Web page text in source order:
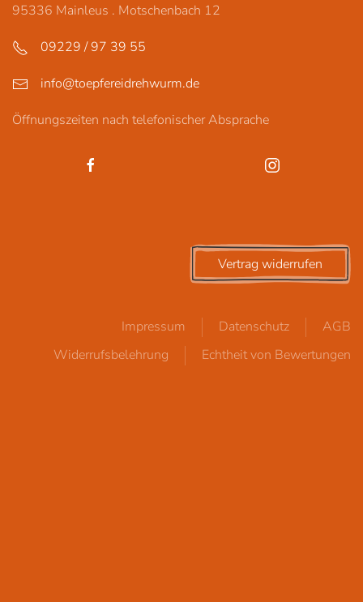
95336 Mainleus . Motschenbach 12
09229 / 97 39 55
info@toepfereidrehwurm.de
Öffnungszeiten nach telefonischer Absprache
Vertrag widerrufen
Impressum Datenschutz
AGB
Widerrufsbelehrung
Echtheit von Bewertungen